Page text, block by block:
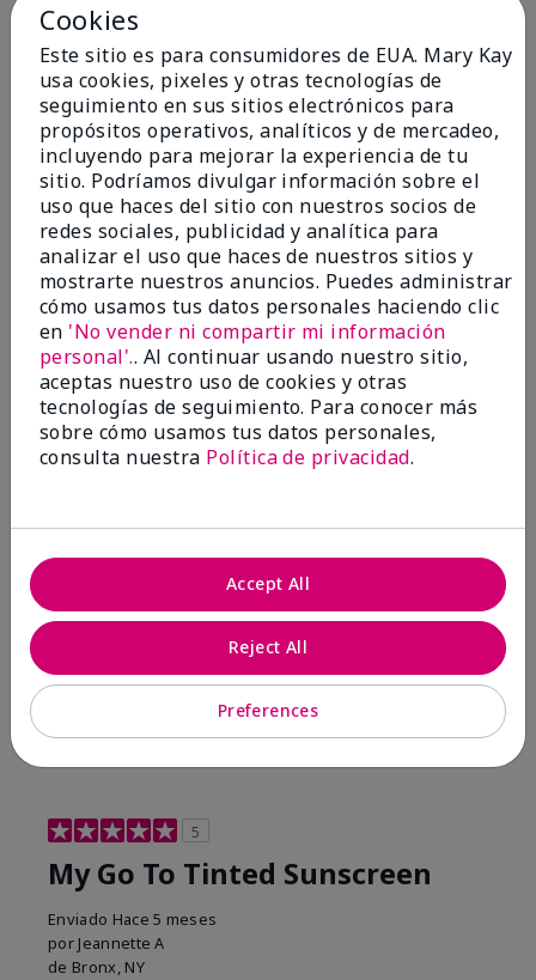
Excellent
EnviadoHace 4 meses
Coverly
deColumbia Missouri
Evaluado en
marykay.com/en-us/
Comentarios sobre Mary Kay® CC Cream
Sunscreen Broad Spectrum SPF 15*
I have been wearing the cc cream for 8 years now. I
absolutely love it. Its not cakey it's not heavy and it
blends effortlessly. I get compliments all the time.
10/10 I definitely recommend.
Mostrar Traducción
Walking in victory
Sí, recomendaría a un amigo
¿Le ha resultado útil esta
23 0
Marcar esta opinión
5
My Go To Tinted Sunscreen
Enviado Hace 5 meses
por Jeannette A
de Bronx, NY
Cookies
Este sitio es para consumidores de EUA. Mary Kay
usa cookies, pixeles y otras tecnologías de
seguimiento en sus sitios electrónicos para
propósitos operativos, analíticos y de mercadeo,
incluyendo para mejorar la experiencia de tu
sitio. Podríamos divulgar información sobre el
uso que haces del sitio con nuestros socios de
redes sociales, publicidad y analítica para
analizar el uso que haces de nuestros sitios y
mostrarte nuestros anuncios. Puedes administrar
cómo usamos tus datos personales haciendo clic
en 'No vender ni compartir mi información
personal'.. Al continuar usando nuestro sitio,
aceptas nuestro uso de cookies y otras
tecnologías de seguimiento. Para conocer más
sobre cómo usamos tus datos personales,
consulta nuestra Política de privacidad.
Preferences
Reject All
Accept All